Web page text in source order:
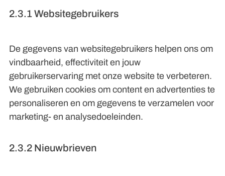
2.3.1 Websitegebruikers
De gegevens van websitegebruikers helpen ons om
vindbaarheid, effectiviteit en jouw
gebruikerservaring met onze website te verbeteren.
We gebruiken cookies om content en advertenties te
personaliseren en om gegevens te verzamelen voor
marketing- en analysedoeleinden.
2.3.2 Nieuwbrieven